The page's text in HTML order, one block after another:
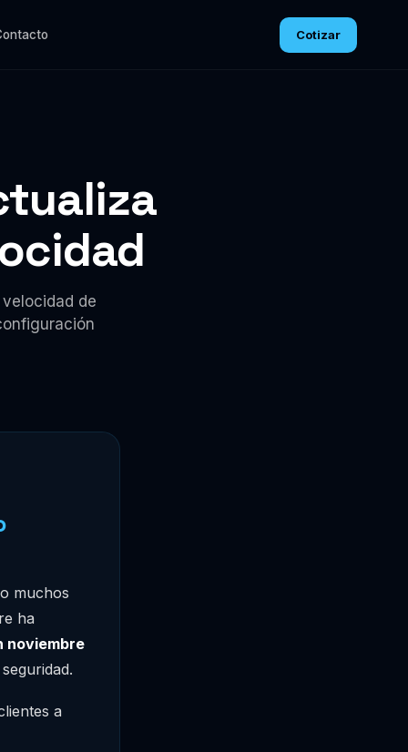
Cotizar
de
muchos
ha
noviembre
a